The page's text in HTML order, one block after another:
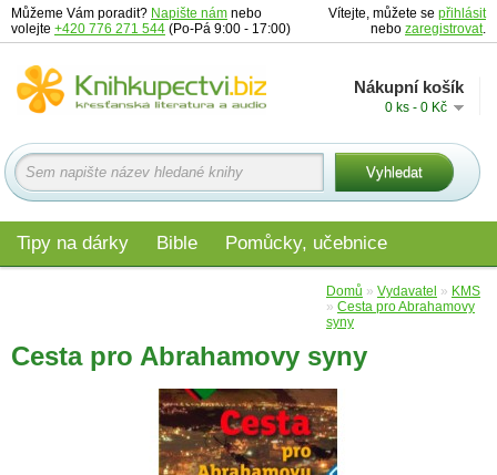
Můžeme Vám poradit? Napište nám nebo
volejte +420 776 271 544 (Po-Pá 9:00 - 17:00)
Vítejte, můžete se přihlásit
nebo zaregistrovat.
Nákupní košík
0 ks - 0 Kč
Tipy na dárky Bible Pomůcky, učebnice
Domů » Vydavatel » KMS
» Cesta pro Abrahamovy
syny
Cesta pro Abrahamovy syny